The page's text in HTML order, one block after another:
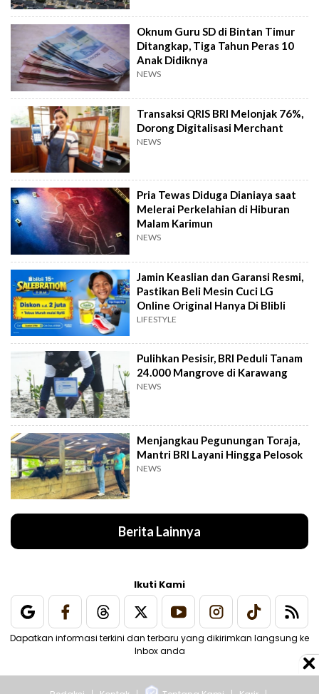
Oknum Guru SD di Bintan Timur
Ditangkap, Tiga Tahun Peras 10
Anak Didiknya
NEWS
Transaksi QRIS BRI Melonjak 76%,
Dorong Digitalisasi Merchant
NEWS
Pria Tewas Diduga Dianiaya saat
Melerai Perkelahian di Hiburan
Malam Karimun
NEWS
Jamin Keaslian dan Garansi Resmi,
Pastikan Beli Mesin Cuci LG
Online Original Hanya Di Blibli
LIFESTYLE
Pulihkan Pesisir, BRI Peduli Tanam
24.000 Mangrove di Karawang
NEWS
Menjangkau Pegunungan Toraja,
Mantri BRI Layani Hingga Pelosok
NEWS
Berita Lainnya
Ikuti Kami
Dapatkan informasi terkini dan terbaru yang dikirimkan langsung ke
Inbox anda